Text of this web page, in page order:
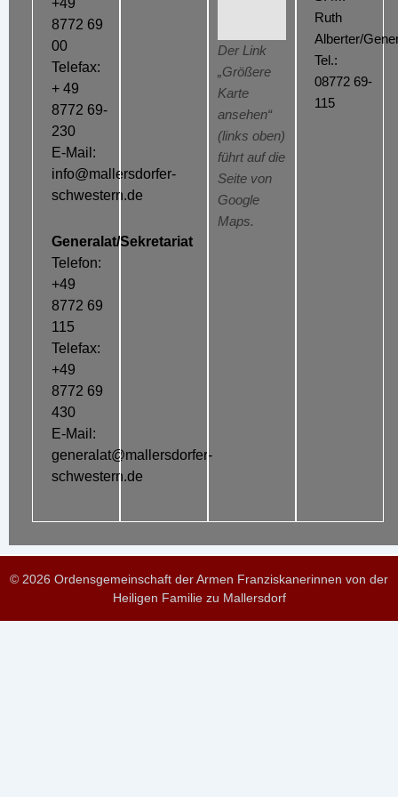
+49
8772 69
00
Telefax:
+ 49
8772 69-
230
E-Mail:
info@mallersdorfer-
schwestern.de
Generalat/Sekretariat
Telefon:
+49
8772 69
115
Telefax:
+49
8772 69
430
E-Mail:
generalat@mallersdorfer-
schwestern.de
Der Link
„Größere
Karte
ansehen“
(links oben)
führt auf die
Seite von
Google
Maps.
Ruth
Alberter/
Tel.:
08772 69-
115
© 2026 Ordensgemeinschaft der Armen Franziskanerinnen von der
Heiligen Familie zu Mallersdorf